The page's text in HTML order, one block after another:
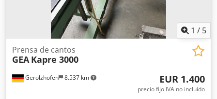
1 / 5
Gerolzhofen 8.537 km
Prensa de cantos
GEA Kapre 3000
EUR 1.400
precio fijo IVA no incluído